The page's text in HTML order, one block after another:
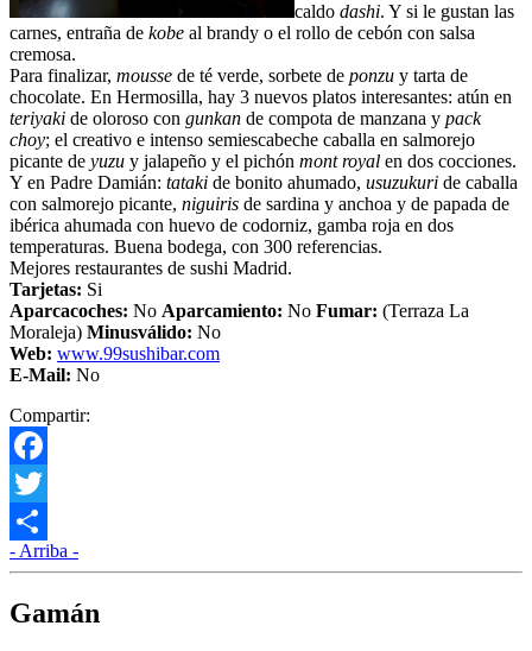
caldo dashi. Y si le gustan las
carnes, entraña de kobe al brandy o el rollo de cebón con salsa
cremosa.
Para finalizar, mousse de té verde, sorbete de ponzu y tarta de
chocolate. En Hermosilla, hay 3 nuevos platos interesantes: atún en
teriyaki de oloroso con gunkan de compota de manzana y pack
choy; el creativo e intenso semiescabeche caballa en salmorejo
picante de yuzu y jalapeño y el pichón mont royal en dos cocciones.
Y en Padre Damián: tataki de bonito ahumado, usuzukuri de caballa
con salmorejo picante, niguiris de sardina y anchoa y de papada de
ibérica ahumada con huevo de codorniz, gamba roja en dos
temperaturas. Buena bodega, con 300 referencias.
Mejores restaurantes de sushi Madrid.
Tarjetas: Si
Aparcacoches: No Aparcamiento: No Fumar: (Terraza La
Moraleja) Minusválido: No
Web: www.99sushibar.com
E-Mail: No
Compartir:
Facebook
Twitter
Compartir
- Arriba -
Gamán